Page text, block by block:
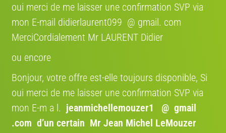
trajets France Suisse. Je ne l'ai pas acheté cher mais il a une valeur
sentimentale. Si jamais quelqu'un trouvait un vélo identique je serai
intéressée pour l'acheter à nouveau. Merci par avance.
Marque
oui merci de me laisser une confirmation SVP via
mon E-mail didierlaurent099 @ gmail. com
MerciCordialement Mr LAURENT Didier
ou encore
Bonjour, votre offre est-elle toujours disponible, Si
oui merci de me laisser une confirmation SVP via
mon E-m a l. jeanmichellemouzer1 @ gmail
.com d’un certain Mr Jean Michel LeMouzer